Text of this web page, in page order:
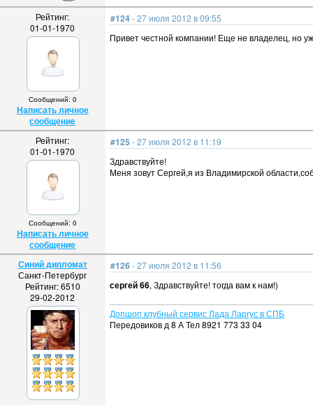
Рейтинг:
01-01-1970
Сообщений: 0
Написать личное
сообщение
#124- 27 июля 2012 в 09:55
Привет честной компании! Еще не владелец, но
Рейтинг:
01-01-1970
Сообщений: 0
Написать личное
сообщение
#125 - 27 июля 2012 в 11:19
Здравствуйте!
Меня зовут Сергей,я из Владимирской
Синий дипломат
Санкт-Петербург
Рейтинг: 6510
29-02-2012
#126- 27 июля 2012 в 11:56
сергей 66, Здравствуйте! тогда вам к нам!)
Допшоп клубный сервис Лада Ларгус в СПБ
Передовиков д 8 А Тел 8921 773 33 04